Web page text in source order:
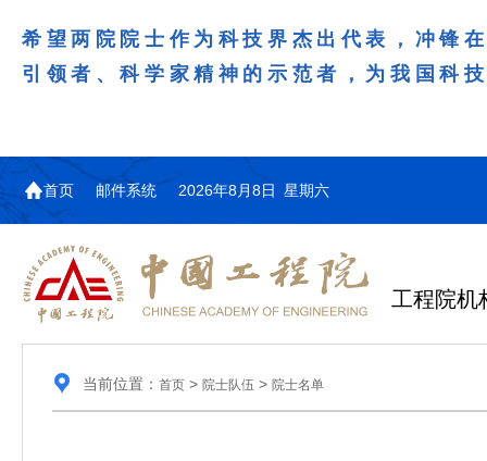
希望两院院士作为科技界杰出代表，冲锋
引领者、科学家精神的示范者，为我国科
首页 邮件系统 2026年8月8日 星期六
工程院机
当前位置： 首页> 院士队伍 > 院士名单